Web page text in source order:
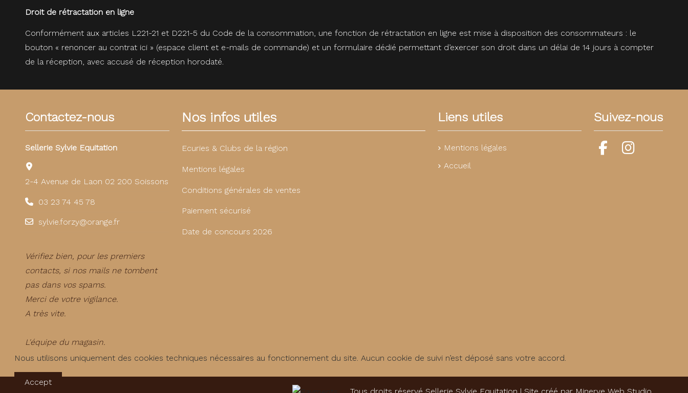
Droit de rétractation en ligne
Conformément aux articles L221-21 et D221-5 du Code de la consommation, une fonction de rétractation en ligne est mise à disposition des consommateurs : le
bouton « renoncer au contrat ici » (espace client et e-mails de commande) et un formulaire dédié permettant d’exercer son droit dans un délai de 14 jours à compter
de la réception, avec accusé de réception horodaté.
Contactez-nous
Sellerie Sylvie Equitation
2-4 Avenue de Laon 02 200 Soissons
03 23 74 45 78
sylvie.forzy@orange.fr
Vérifiez bien, pour les premiers
contacts, si nos mails ne tombent
pas dans vos spams.
Merci de votre vigilance.
A très vite.
L'équipe du magasin.
Nos infos utiles
Ecuries & Clubs de la région
Mentions légales
Conditions générales de ventes
Paiement sécurisé
Date de concours 2026
Liens utiles
Mentions légales
Accueil
Suivez-nous
Nous utilisons uniquement des cookies techniques nécessaires au fonctionnement du site. Aucun cookie de suivi n’est déposé sans votre accord.
Accept